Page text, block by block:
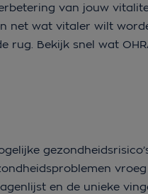
van jouw
net wat vitaler wilt
rug. Bekijk snel wat
en de unieke